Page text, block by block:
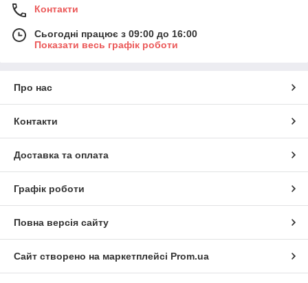
Контакти
Сьогодні працює з 09:00 до 16:00
Показати весь графік роботи
Про нас
Контакти
Доставка та оплата
Графік роботи
Повна версія сайту
Сайт створено на маркетплейсі Prom.ua